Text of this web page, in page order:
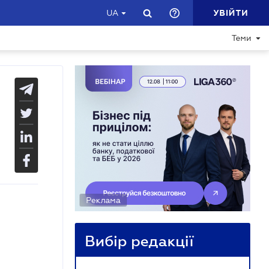
UA УВІЙТИ
Теми
Реклама
Вибір редакції